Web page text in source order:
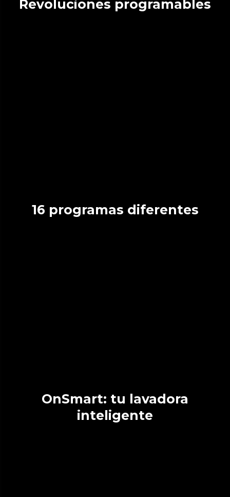
Revoluciones programables
16 programas diferentes
OnSmart: tu lavadora
inteligente